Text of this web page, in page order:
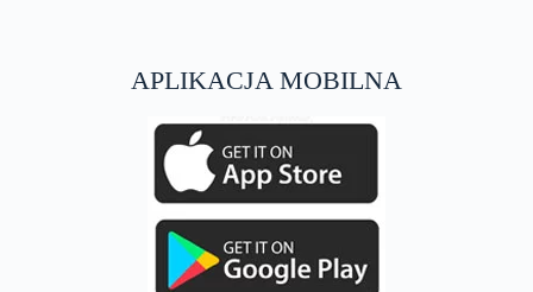
APLIKACJA MOBILNA